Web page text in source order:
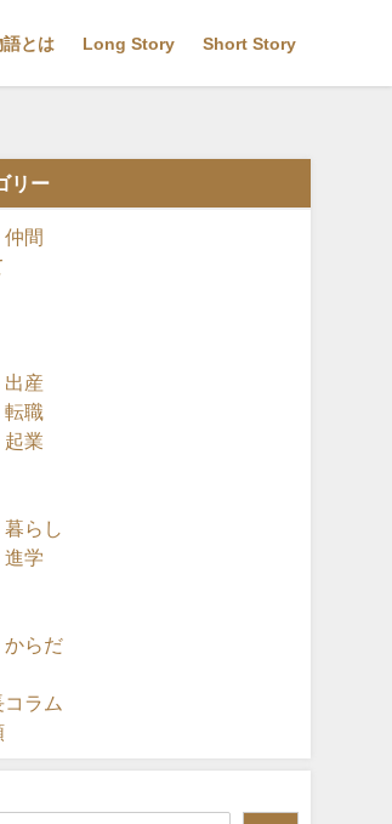
語とは Long Story Short Story
リー
仲間
出産
転職
起業
らし
進学
からだ
ラム